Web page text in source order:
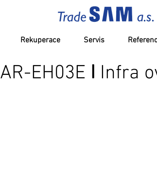
Rekuperace Servis
AR-EH03E I Infra